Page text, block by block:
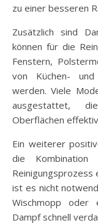
zu einer besseren
Zusätzlich sind
können für die
Fenstern,
von Küchen- und
werden. Viele
ausgestattet,
Oberflächen
Ein weiterer
die
Reinigungsprozess
ist es nicht
Wischmopp oder
Dampf schnell